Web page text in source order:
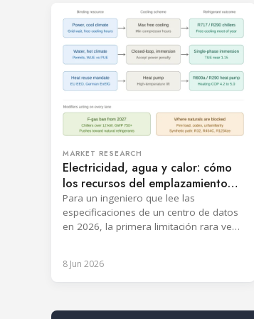
MARKET RESEARCH
Electricidad, agua y calor: cómo
los recursos del emplazamiento
determinan el refrigerante en un
centro de datos
Para un ingeniero que lee las
especificaciones de un centro de datos
en 2026, la primera limitación rara vez
electricidad, el agua y un uso para el
calor rechazado necesarios para
refrigeración. La tecnología de
8 Jun 2026